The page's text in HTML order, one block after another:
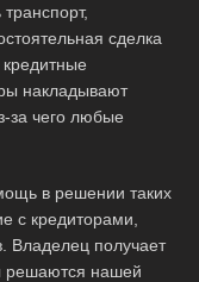
сделка
накладывают
за чего любые
в решении таких
с кредиторами,
Владелец получает
решаются нашей